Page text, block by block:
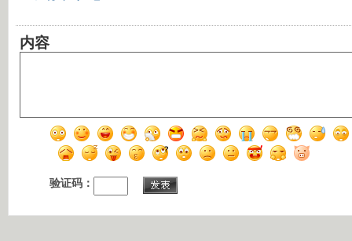
内容
验证码：